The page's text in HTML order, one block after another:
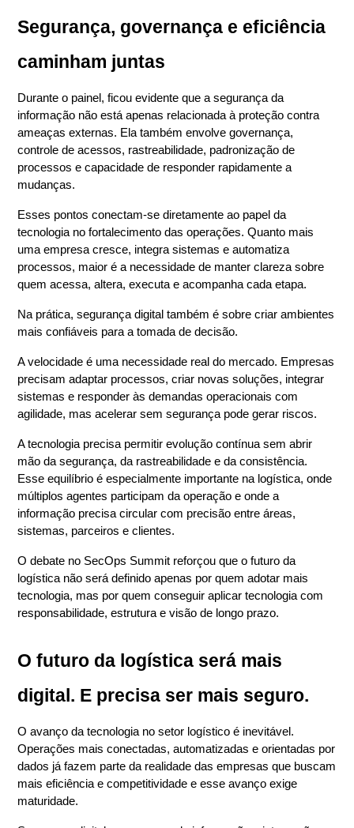
Segurança, governança e eficiência
caminham juntas
Durante o painel, ficou evidente que a segurança da
informação não está apenas relacionada à proteção contra
ameaças externas. Ela também envolve governança,
controle de acessos, rastreabilidade, padronização de
processos e capacidade de responder rapidamente a
mudanças.
Esses pontos conectam-se diretamente ao papel da
tecnologia no fortalecimento das operações. Quanto mais
uma empresa cresce, integra sistemas e automatiza
processos, maior é a necessidade de manter clareza sobre
quem acessa, altera, executa e acompanha cada etapa.
Na prática, segurança digital também é sobre criar ambientes
mais confiáveis para a tomada de decisão.
A velocidade é uma necessidade real do mercado. Empresas
precisam adaptar processos, criar novas soluções, integrar
sistemas e responder às demandas operacionais com
agilidade, mas acelerar sem segurança pode gerar riscos.
A tecnologia precisa permitir evolução contínua sem abrir
mão da segurança, da rastreabilidade e da consistência.
Esse equilíbrio é especialmente importante na logística, onde
múltiplos agentes participam da operação e onde a
informação precisa circular com precisão entre áreas,
sistemas, parceiros e clientes.
O debate no SecOps Summit reforçou que o futuro da
logística não será definido apenas por quem adotar mais
tecnologia, mas por quem conseguir aplicar tecnologia com
responsabilidade, estrutura e visão de longo prazo.
O futuro da logística será mais
digital. E precisa ser mais seguro.
O avanço da tecnologia no setor logístico é inevitável.
Operações mais conectadas, automatizadas e orientadas por
dados já fazem parte da realidade das empresas que buscam
mais eficiência e competitividade e esse avanço exige
maturidade.